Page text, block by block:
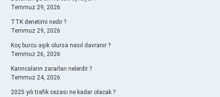
Temmuz 29, 2026
TTK denetimi nedir ?
Temmuz 29, 2026
Koç burcu aşık olursa nasıl davranır ?
Temmuz 26, 2026
Karıncaların zararları nelerdir ?
Temmuz 24, 2026
2025 yılı trafik cezası ne kadar olacak ?